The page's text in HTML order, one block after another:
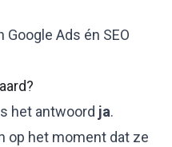
Google Ads én SEO
het antwoord ja.
op het moment dat ze